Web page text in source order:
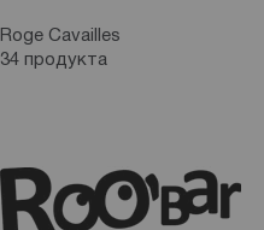
Roge Cavailles
34 продукта